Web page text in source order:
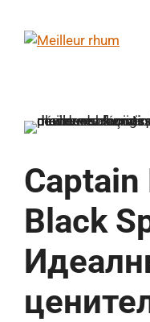
съдържанието
Black